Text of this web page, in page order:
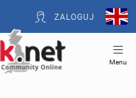
ZALOGUJ
Menu